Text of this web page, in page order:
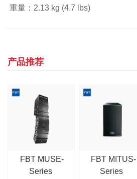
重量：2.13 kg (4.7 lbs)
产品推荐
FBT MUSE-
Series
FBT MITUS-
Series